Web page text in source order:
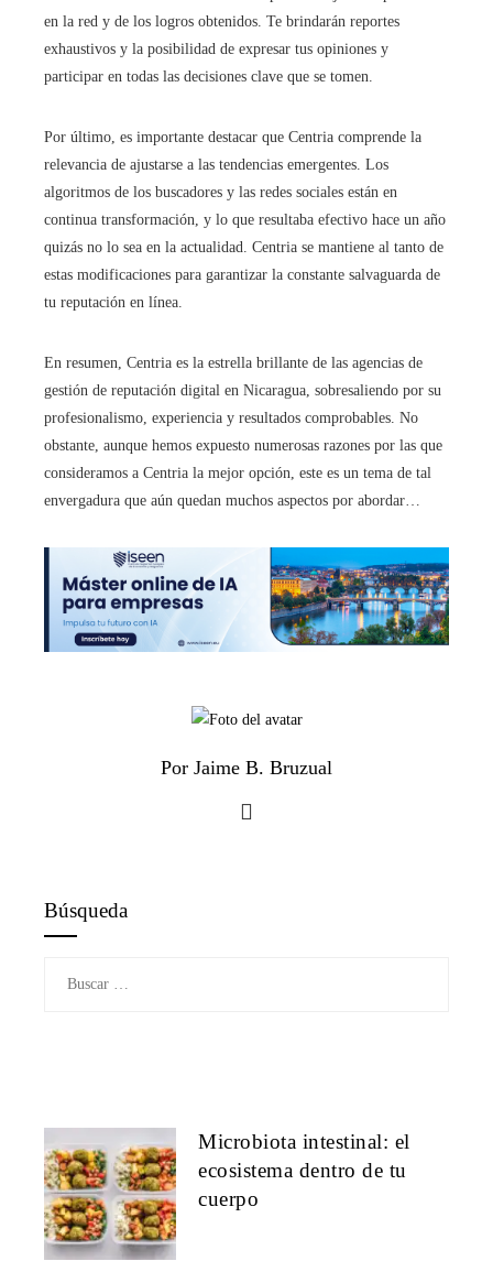
en la red y de los logros obtenidos. Te brindarán reportes
exhaustivos y la posibilidad de expresar tus opiniones y
participar en todas las decisiones clave que se tomen.
Por último, es importante destacar que Centria comprende la
relevancia de ajustarse a las tendencias emergentes. Los
algoritmos de los buscadores y las redes sociales están en
continua transformación, y lo que resultaba efectivo hace un año
quizás no lo sea en la actualidad. Centria se mantiene al tanto de
estas modificaciones para garantizar la constante salvaguarda de
tu reputación en línea.
En resumen, Centria es la estrella brillante de las agencias de
gestión de reputación digital en Nicaragua, sobresaliendo por su
profesionalismo, experiencia y resultados comprobables. No
obstante, aunque hemos expuesto numerosas razones por las que
consideramos a Centria la mejor opción, este es un tema de tal
envergadura que aún quedan muchos aspectos por abordar…
Por Jaime B. Bruzual
Búsqueda
Microbiota intestinal: el
ecosistema dentro de tu
cuerpo